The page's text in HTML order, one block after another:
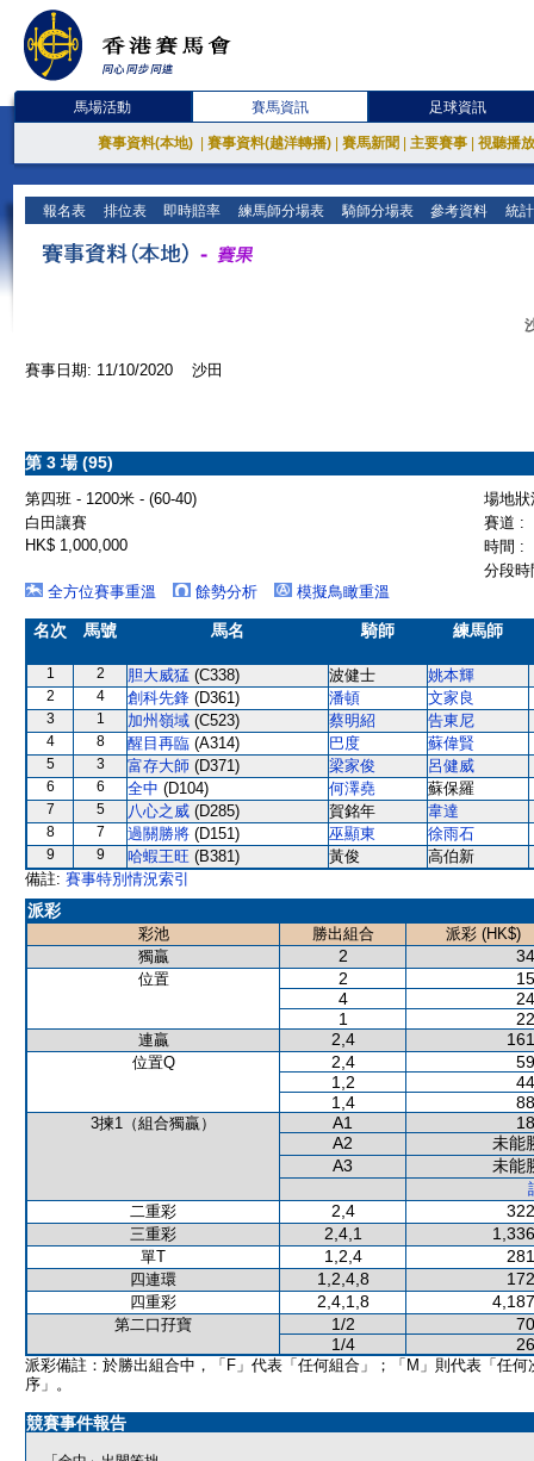
馬場活動 賽馬資訊 足球資訊
賽事資料(本地) 賽事資料(越洋轉播) 賽馬新聞 主要賽事 視聽播
報名表 排位表 即時賠率 練馬師分場表 騎師分場表 參考資料 統
賽事日期: 11/10/2020 沙田
第 3 場 (95)
第四班 - 1200米 - (60-40)
場地
白田讓賽
賽道 :
HK$ 1,000,000
時間 :
分段
全方位賽事重溫
餘勢分析 模擬鳥瞰重溫
名次 馬號 馬名 騎師 練馬師
1 2 胆大威猛 (C338) 波健士 姚本輝
2 4 創科先鋒 (D361) 潘頓 文家良
3 1 加州嶺域 (C523) 蔡明紹 告東尼
4 8 醒目再臨 (A314) 巴度 蘇偉賢
5 3 富存大師 (D371) 梁家俊 呂健威
6 6 全中 (D104) 何澤堯 蘇保羅
7 5 八心之威 (D285) 賀銘年 韋達
8 7 過關勝將 (D151) 巫顯東 徐雨石
9 9 哈蝦王旺 (B381) 黃俊
高伯新
備註: 賽事特別情況索引
派彩
彩池 勝出組合
派彩 (HK$)
獨贏
2
位置 2
4
1
連贏 2,4
位置Q 2,4
1,2
1,4
3揀1（組合獨贏） A1
A2
未能
A3
未能
二重彩
2,4
三重彩 2,4,1
單T 1,2,4
四連環 1,2,4,8
四重彩 2,4,1,8
第二口孖寶 1/2
1/4
派彩備註：於勝出組合中，「F」代表「任何組合」；「M」則代表「任何
序」。
競賽事件報告